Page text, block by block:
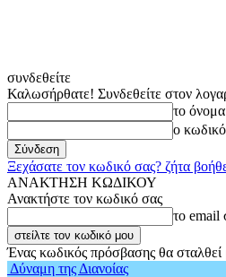
συνδεθείτε
Καλωσήρθατε! Συνδεθείτε στον
το
ο
Ξεχάσατε τον κωδικό σας? ζήτα
ΑΝΑΚΤΗΣΗ ΚΩΔΙΚΟΥ
Ανακτήστε τον κωδικό σας
το email
Ένας κωδικός πρόσβασης θα
Δύναμη της Διανοίας